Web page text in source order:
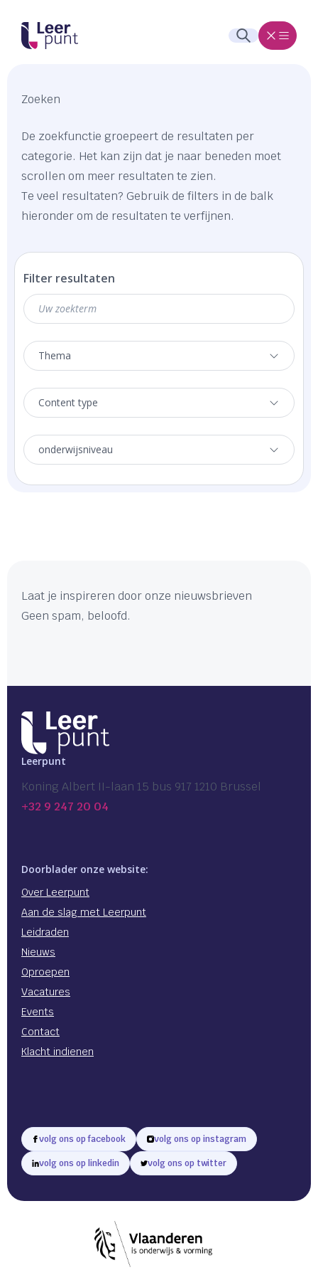
Zoeken
De zoekfunctie groepeert de resultaten per
categorie. Het kan zijn dat je naar beneden moet
scrollen om meer resultaten te zien.
Te veel resultaten? Gebruik de filters in de balk
hieronder om de resultaten te verfijnen.
Filter resultaten
Thema
Content type
onderwijsniveau
Laat je inspireren door onze nieuwsbrieven
Geen spam, beloofd.
Leerpunt
Koning Albert II-laan 15 bus 917 1210 Brussel
+32 9 247 20 04
Doorblader onze website:
Over Leerpunt
Aan de slag met Leerpunt
Leidraden
Nieuws
Oproepen
Vacatures
Events
Contact
Klacht indienen
volg ons op facebook volg ons op instagram
volg ons op linkedin volg ons op twitter